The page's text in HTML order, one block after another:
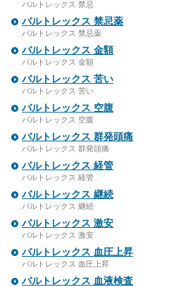
バルトレックス 禁忌
バルトレックス 禁忌薬
バルトレックス 禁忌薬
バルトレックス 金額
バルトレックス 金額
バルトレックス 苦い
バルトレックス 苦い
バルトレックス 空腹
バルトレックス 空腹
バルトレックス 群発頭痛
バルトレックス 群発頭痛
バルトレックス 経管
バルトレックス 経管
バルトレックス 継続
バルトレックス 継続
バルトレックス 激安
バルトレックス 激安
バルトレックス 血圧上昇
バルトレックス 血圧上昇
バルトレックス 血液検査